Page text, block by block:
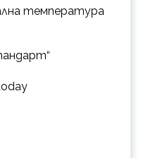
температура